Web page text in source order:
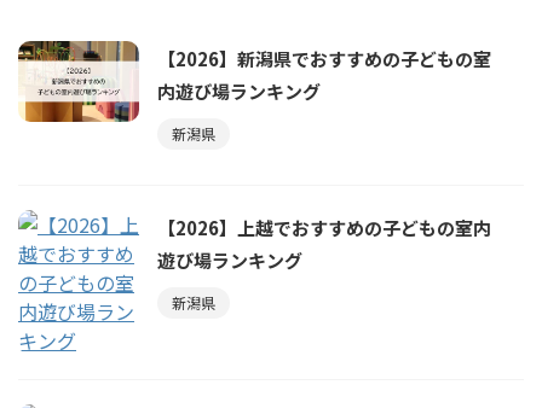
【2026】新潟県でおすすめの子どもの室
内遊び場ランキング
新潟県
【2026】上越でおすすめの子どもの室内
遊び場ランキング
新潟県